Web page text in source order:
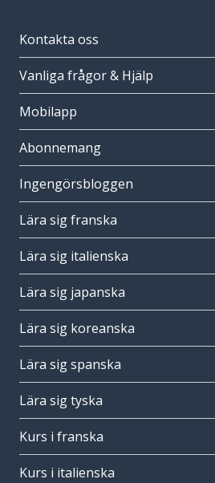
Kontakta oss
Vanliga frågor & Hjälp
Mobilapp
Abonnemang
Ingengörsbloggen
Lära sig franska
Lära sig italienska
Lära sig japanska
Lära sig koreanska
Lära sig spanska
Lära sig tyska
Kurs i franska
Kurs i italienska